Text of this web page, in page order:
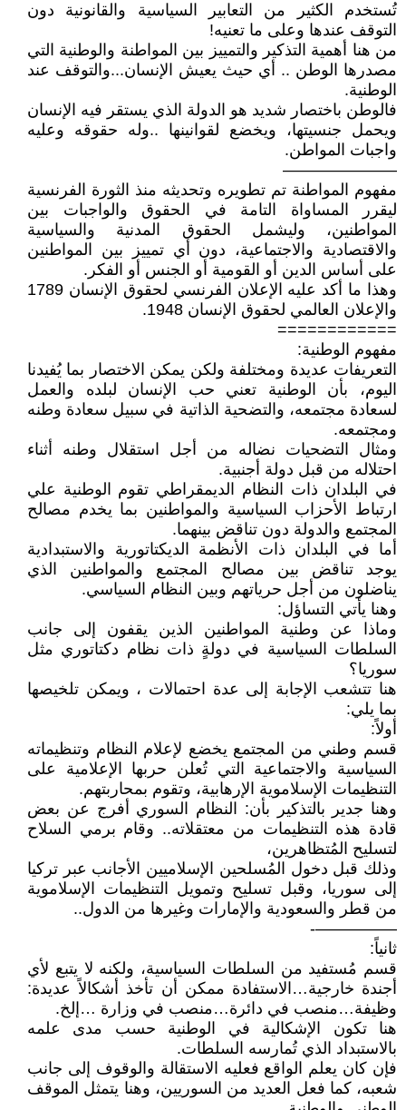
تُستخدم الكثير من التعابير السياسية والقانونية دون
التوقف عندها وعلى ما تعنيه!
من هنا أهمية التذكير والتمييز بين المواطنة والوطنية التي
مصدرها الوطن .. أي حيث يعيش الإنسان...والتوقف عند
الوطنية.
فالوطن باختصار شديد هو الدولة الذي يستقر فيه الإنسان
ويحمل جنسيتها، ويخضع لقوانينها ..وله حقوقه وعليه
واجبات المواطن.
———————
مفهوم المواطنة تم تطويره وتحديثه منذ الثورة الفرنسية
ليقرر المساواة التامة في الحقوق والواجبات بين
المواطنين، وليشمل الحقوق المدنية والسياسية
والاقتصادية والاجتماعية، دون أي تمييز بين المواطنين
على أساس الدين أو القومية أو الجنس أو الفكر.
وهذا ما أكد عليه الإعلان الفرنسي لحقوق الإنسان 1789
والإعلان العالمي لحقوق الإنسان 1948.
============
مفهوم الوطنية:
التعريفات عديدة ومختلفة ولكن يمكن الاختصار بما يُفيدنا
اليوم، بأن الوطنية تعني حب الإنسان لبلده والعمل
لسعادة مجتمعه، والتضحية الذاتية في سبيل سعادة وطنه
ومجتمعه.
ومثال التضحيات نضاله من أجل استقلال وطنه أثناء
احتلاله من قبل دولة أجنبية.
في البلدان ذات النظام الديمقراطي تقوم الوطنية علي
ارتباط الأحزاب السياسية والمواطنين بما يخدم مصالح
المجتمع والدولة دون تناقض بينهما.
أما في البلدان ذات الأنظمة الديكتاتورية والاستبدادية
يوجد تناقض بين مصالح المجتمع والمواطنين الذي
يناضلون من أجل حرياتهم وبين النظام السياسي.
وهنا يأتي التساؤل:
وماذا عن وطنية المواطنين الذين يقفون إلى جانب
السلطات السياسية في دولةٍ ذات نظام دكتاتوري مثل
سوريا؟
هنا تتشعب الإجابة إلى عدة احتمالات ، ويمكن تلخيصها
بما يلي:
أولاً:
قسم وطني من المجتمع يخضع لإعلام النظام وتنظيماته
السياسية والاجتماعية التي تُعلن حربها الإعلامية على
التنظيمات الإسلاموية الإرهابية، وتقوم بمحاربتهم.
وهنا جدير بالتذكير بأن: النظام السوري أفرج عن بعض
قادة هذه التنظيمات من معتقلاته.. وقام برمي السلاح
لتسليح المُتظاهرين،
وذلك قبل دخول المُسلحين الإسلاميين الأجانب عبر تركيا
إلى سوريا، وقبل تسليح وتمويل التنظيمات الإسلاموية
من قطر والسعودية والإمارات وغيرها من الدول..
—————-
ثانياً:
قسم مُستفيد من السلطات السياسية، ولكنه لا يتبع لأي
أجندة خارجية…الاستفادة ممكن أن تأخذ أشكالاً عديدة:
وظيفة…منصب في دائرة…منصب في وزارة …إلخ.
هنا تكون الإشكالية في الوطنية حسب مدى علمه
بالاستبداد الذي تُمارسه السلطات.
فإن كان يعلم الواقع فعليه الاستقالة والوقوف إلى جانب
شعبه، كما فعل العديد من السوريين، وهنا يتمثل الموقف